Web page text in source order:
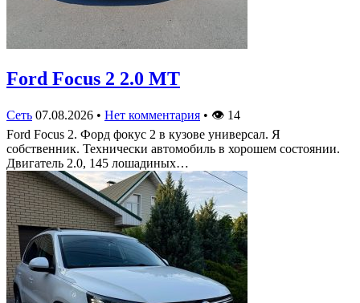
Ford Focus 2 2.0 MT
Сеть 07.08.2026 • Нет комментария • 👁 14
Ford Focus 2. Форд фокус 2 в кузове универсал. Я
собственник. Технически автомобиль в хорошем состоянии.
Двигатель 2.0, 145 лошадиных…